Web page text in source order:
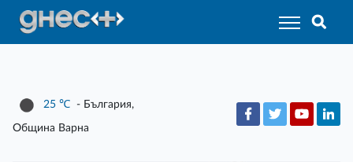
25 ℃ - България,
Община Варна